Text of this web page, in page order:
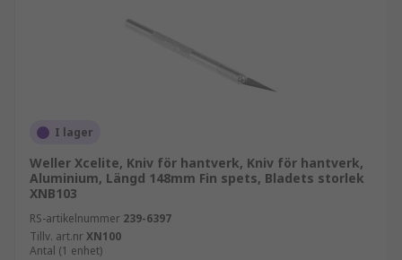
I lager
Weller Xcelite, Kniv för hantverk, Kniv för hantverk,
Aluminium, Längd 148mm Fin spets, Bladets storlek
XNB103
RS-artikelnummer 239-6397
Tillv. art.nrXN100
Antal (1 enhet)